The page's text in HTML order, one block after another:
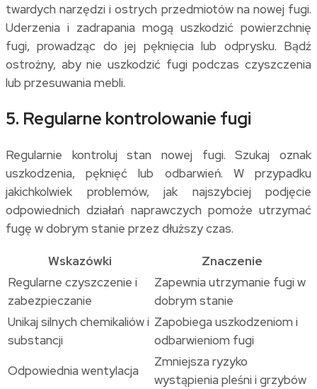
twardych narzędzi i ostrych przedmiotów na nowej fugi.
Uderzenia i zadrapania mogą uszkodzić powierzchnię
fugi, prowadząc do jej pęknięcia lub odprysku. Bądź
ostrożny, aby nie uszkodzić fugi podczas czyszczenia
lub przesuwania mebli.
5. Regularne kontrolowanie fugi
Regularnie kontroluj stan nowej fugi. Szukaj oznak
uszkodzenia, pęknięć lub odbarwień. W przypadku
jakichkolwiek problemów, jak najszybciej podjęcie
odpowiednich działań naprawczych pomoże utrzymać
fugę w dobrym stanie przez dłuższy czas.
Wskazówki
Znaczenie
Regularne czyszczenie i
zabezpieczanie
Zapewnia utrzymanie fugi w
dobrym stanie
Unikaj silnych chemikaliów i
substancji
Zapobiega uszkodzeniom i
odbarwieniom fugi
Odpowiednia wentylacja
Zmniejsza ryzyko
wystąpienia pleśni i grzybów